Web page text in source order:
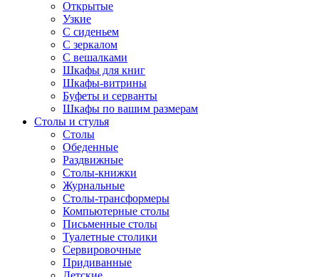
Открытые
Узкие
С сиденьем
С зеркалом
С вешалками
Шкафы для книг
Шкафы-витрины
Буфеты и серванты
Шкафы по вашим размерам
Столы и стулья
Столы
Обеденные
Раздвижные
Столы-книжки
Журнальные
Столы-трансформеры
Компьютерные столы
Письменные столы
Туалетные столики
Сервировочные
Придиванные